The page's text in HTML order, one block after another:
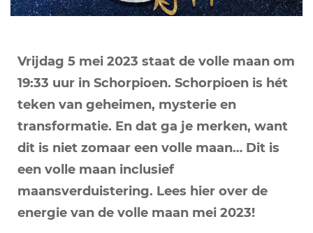
–
Vrijdag 5 mei 2023 staat de volle maan om
19:33 uur in Schorpioen. Schorpioen is hét
teken van geheimen, mysterie en
transformatie. En dat ga je merken, want
dit is niet zomaar een volle maan… Dit is
een volle maan inclusief
maansverduistering. Lees hier over de
energie van de volle maan mei 2023!